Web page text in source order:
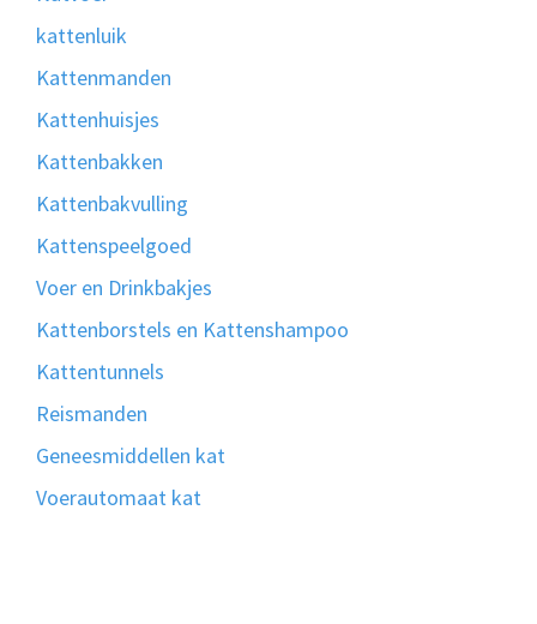
kattenluik
Kattenmanden
Kattenhuisjes
Kattenbakken
Kattenbakvulling
Kattenspeelgoed
Voer en Drinkbakjes
Kattenborstels en Kattenshampoo
Kattentunnels
Reismanden
Geneesmiddellen kat
Voerautomaat kat